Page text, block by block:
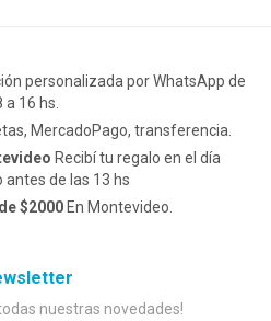
personalizada por WhatsApp de
a 16 hs.
MercadoPago, transferencia.
Recibí tu regalo en el día
antes de las 13 hs
$2000En Montevideo.
nuestras novedades!